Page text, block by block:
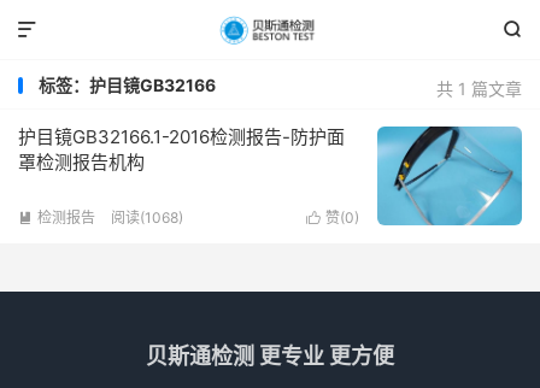


共 1 篇文章
标签：护目镜GB32166
护目镜GB32166.1-2016检测报告-防护面
罩检测报告机构
 赞(0)
 检测报告 阅读(1068)
贝斯通检测 更专业 更方便